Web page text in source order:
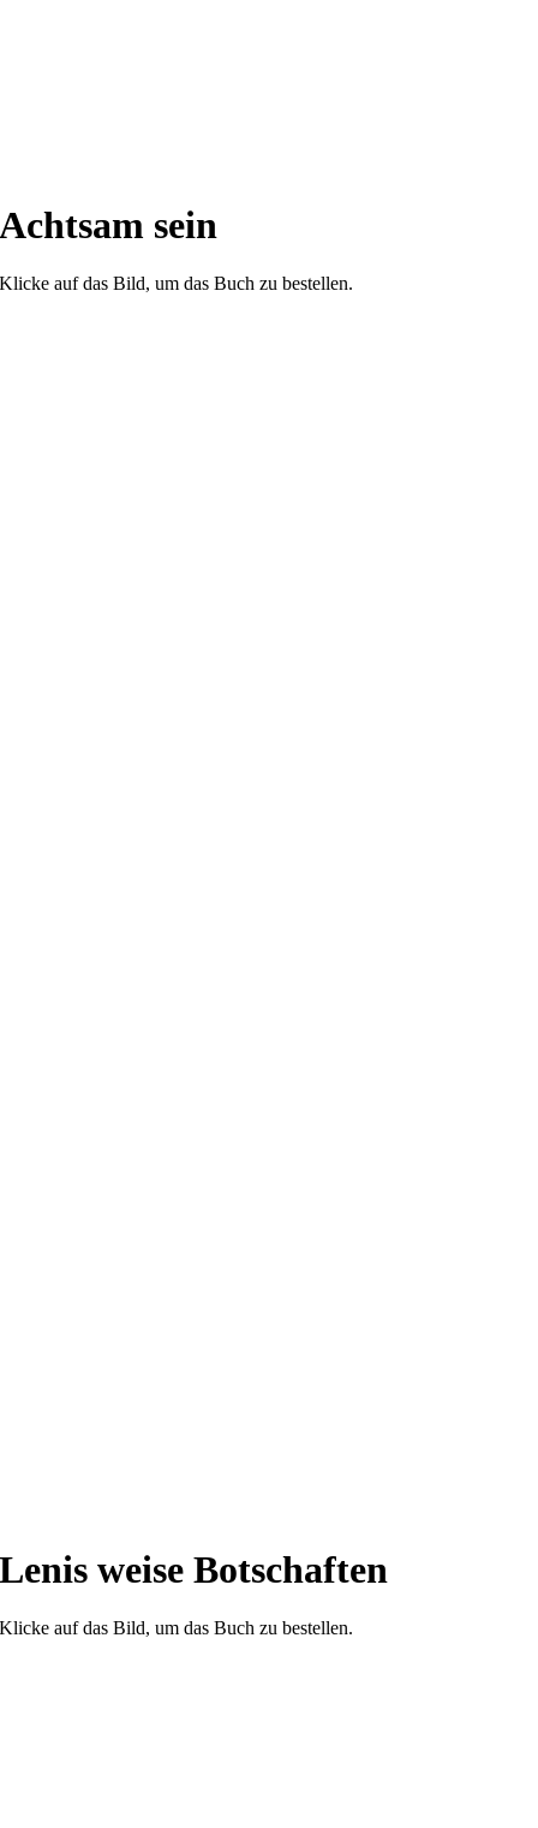
Achtsam sein
Klicke auf das Bild, um das Buch zu bestellen.
Lenis weise Botschaften
Klicke auf das Bild, um das Buch zu bestellen.